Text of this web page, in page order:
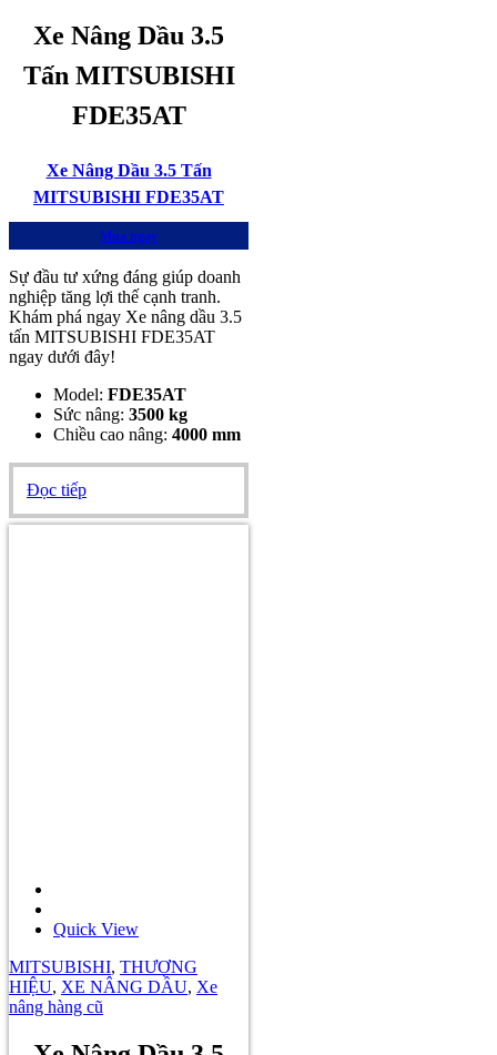
Xe Nâng Dầu 3.5
Tấn MITSUBISHI
FDE35AT
Xe Nâng Dầu 3.5 Tấn
MITSUBISHI FDE35AT
Mua ngay
Sự đầu tư xứng đáng giúp doanh
nghiệp tăng lợi thế cạnh tranh.
Khám phá ngay Xe nâng dầu 3.5
tấn MITSUBISHI FDE35AT
ngay dưới đây!
Model: FDE35AT
Sức nâng: 3500 kg
Chiều cao nâng: 4000 mm
Đọc tiếp
Quick View
MITSUBISHI, THƯƠNG
HIỆU, XE NÂNG DẦU, Xe
nâng hàng cũ